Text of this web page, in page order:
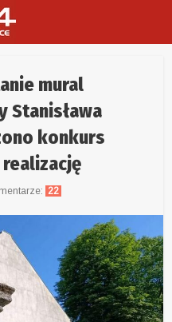
mural
Stanisława
konkurs
22